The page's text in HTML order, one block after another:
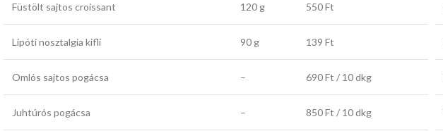
Füstölt sajtos croissant 120 g 550 Ft
Lipóti nosztalgia kifli 90 g 139 Ft
Omlós sajtos pogácsa – 690 Ft / 10 dkg
Juhtúrós pogácsa – 850 Ft / 10 dkg